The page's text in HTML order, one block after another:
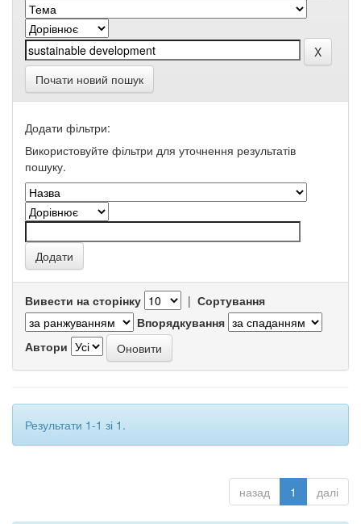
Почати новий пошук
Додати фільтри:
Використовуйте фільтри для уточнення результатів
пошуку.
Вивести на сторінку | Сортування
Впорядкування
Автори
Результати 1-1 зі 1.
назад 1 далі